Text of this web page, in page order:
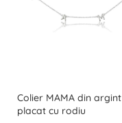
Colier MAMA din argint
placat cu rodiu